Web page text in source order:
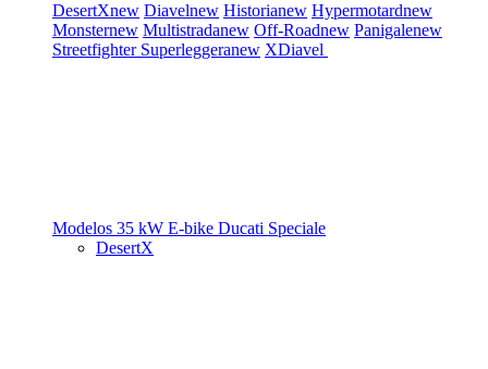
DesertXnew Diavelnew Historianew Hypermotardnew
Monsternew Multistradanew Off-Roadnew Panigalenew
Streetfighter Superleggeranew XDiavel
Modelos 35 kW E-bike Ducati Speciale
DesertX